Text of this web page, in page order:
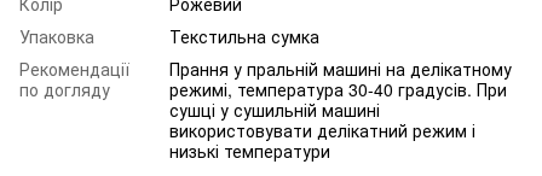
Упаковка
Текстильна сумка
Рекомендації
по догляду
Прання у пральній машині на делікатному
режимі, температура 30-40 градусів. При
сушці у сушильній машині
використовувати делікатний режим і
низькі температури